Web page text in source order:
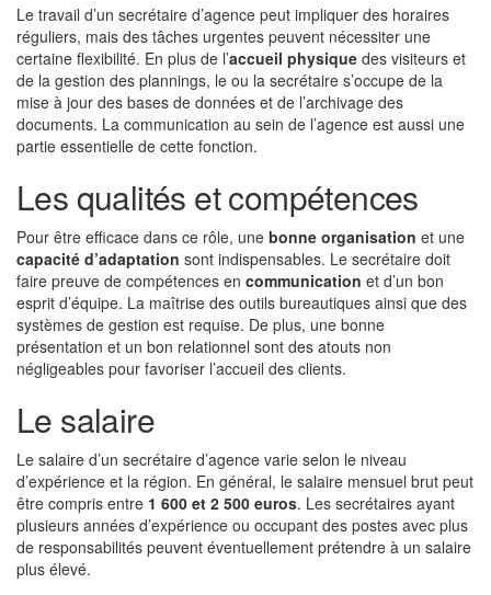
Le travail d’un secrétaire d’agence peut impliquer des horaires
réguliers, mais des tâches urgentes peuvent nécessiter une
certaine flexibilité. En plus de l’accueil physique des visiteurs et
de la gestion des plannings, le ou la secrétaire s’occupe de la
mise à jour des bases de données et de l’archivage des
documents. La communication au sein de l’agence est aussi une
partie essentielle de cette fonction.
Les qualités et compétences
Pour être efficace dans ce rôle, une bonne organisation et une
capacité d’adaptation sont indispensables. Le secrétaire doit
faire preuve de compétences en communication et d’un bon
esprit d’équipe. La maîtrise des outils bureautiques ainsi que des
systèmes de gestion est requise. De plus, une bonne
présentation et un bon relationnel sont des atouts non
négligeables pour favoriser l’accueil des clients.
Le salaire
Le salaire d’un secrétaire d’agence varie selon le niveau
d’expérience et la région. En général, le salaire mensuel brut peut
être compris entre 1 600 et 2 500 euros. Les secrétaires ayant
plusieurs années d’expérience ou occupant des postes avec plus
de responsabilités peuvent éventuellement prétendre à un salaire
plus élevé.